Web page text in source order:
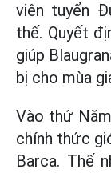
viên tuyển
thế. Quyết
giúp
bị cho mùa
Vào thứ
chính thức
Barca. Thế